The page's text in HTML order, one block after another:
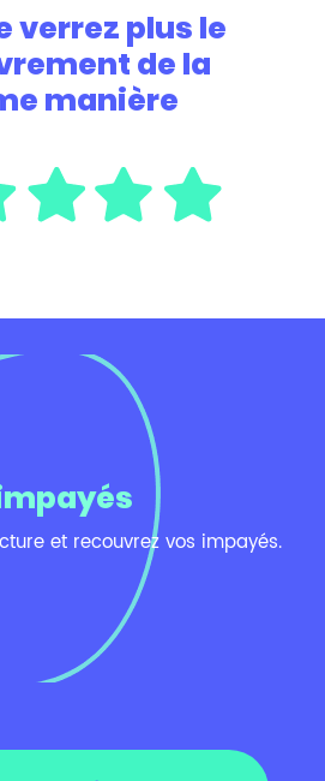
verrez plus le
de la
manière
et recouvrez vos impayés.